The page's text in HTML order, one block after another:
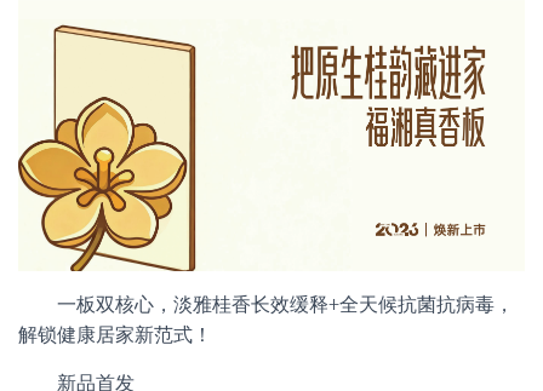
一板双核心，淡雅桂香长效缓释+全天候抗菌抗病毒，
解锁健康居家新范式！
新品首发